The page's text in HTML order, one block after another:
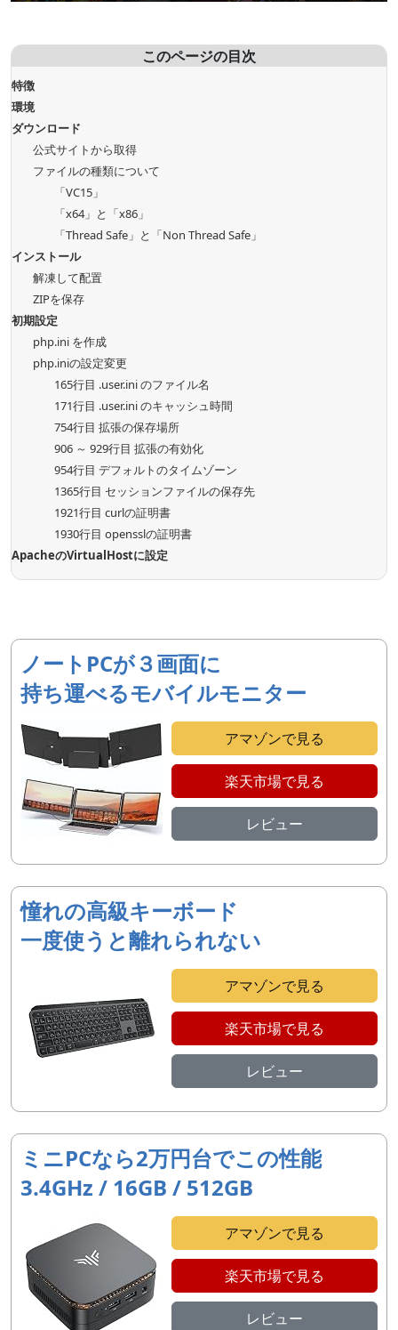
このページの目次
特徴
環境
ダウンロード
公式サイトから取得
ファイルの種類について
「VC15」
「x64」と「x86」
「Thread Safe」と「Non Thread Safe」
インストール
解凍して配置
ZIPを保存
初期設定
php.ini を作成
php.iniの設定変更
165行目 .user.ini のファイル名
171行目 .user.ini のキャッシュ時間
754行目 拡張の保存場所
906 ～ 929行目 拡張の有効化
954行目 デフォルトのタイムゾーン
1365行目 セッションファイルの保存先
1921行目 curlの証明書
1930行目 opensslの証明書
ApacheのVirtualHostに設定
ノートPCが３画面に
持ち運べるモバイルモニター
アマゾンで見る
楽天市場で見る
レビュー
憧れの高級キーボード
一度使うと離れられない
アマゾンで見る
楽天市場で見る
レビュー
ミニPCなら2万円台でこの性能
3.4GHz / 16GB / 512GB
アマゾンで見る
楽天市場で見る
レビュー